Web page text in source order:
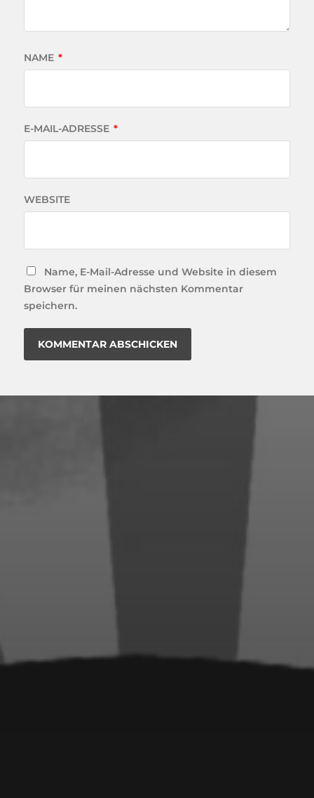
NAME *
E-MAIL-ADRESSE *
WEBSITE
Name, E-Mail-Adresse und Website in diesem
Browser für meinen nächsten Kommentar
speichern.
SCHWARZE KREUZE 2020